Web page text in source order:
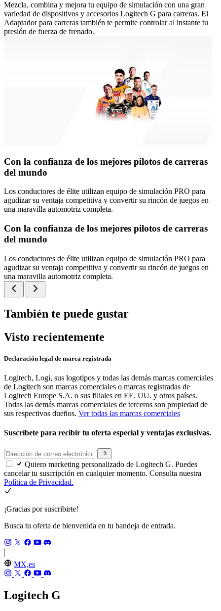
Mezcla, combina y mejora tu equipo de simulación con una gran
variedad de dispositivos y accesorios Logitech G para carreras. El
Adaptador para carreras también te permite controlar al instante tu
presión de fuerza de frenado.
Con la confianza de los mejores pilotos de carreras
del mundo
Los conductores de élite utilizan equipo de simulación PRO para
agudizar su ventaja competitiva y convertir su rincón de juegos en
una maravilla automotriz completa.
Con la confianza de los mejores pilotos de carreras
del mundo
Los conductores de élite utilizan equipo de simulación PRO para
agudizar su ventaja competitiva y convertir su rincón de juegos en
una maravilla automotriz completa.
También te puede gustar
Visto recientemente
Declaración legal de marca registrada
Logitech, Logi, sus logotipos y todas las demás marcas comerciales
de Logitech son marcas comerciales o marcas registradas de
Logitech Europe S.A. o sus filiales en EE. UU. y otros países.
Todas las demás marcas comerciales de terceros son propiedad de
sus respectivos dueños. Ver todas las marcas comerciales
Suscríbete para recibir tu oferta especial y ventajas exclusivas.
Quiero marketing personalizado de Logitech G. Puedes
cancelar tu suscripción en cualquier momento. Consulta nuestra
Política de Privacidad.
¡Gracias por suscribirte!
Busca tu oferta de bienvenida en tu bandeja de entrada.
MX,es
Logitech G